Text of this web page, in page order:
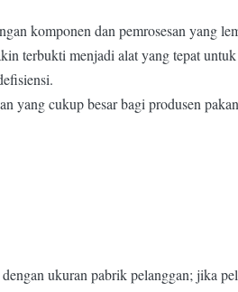
komponen dan pemrosesan yang
terbukti menjadi alat yang tepat
yang cukup besar bagi produsen
ukuran pabrik pelanggan; jika